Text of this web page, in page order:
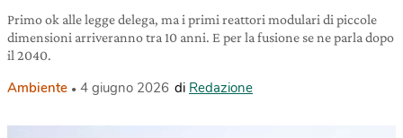
Primo ok alle legge delega, ma i primi reattori modulari di piccole
dimensioni arriveranno tra 10 anni. E per la fusione se ne parla dopo
il 2040.
Ambiente 4 giugno 2026 di Redazione